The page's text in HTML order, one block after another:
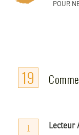
POUR
19
1 Lecteur